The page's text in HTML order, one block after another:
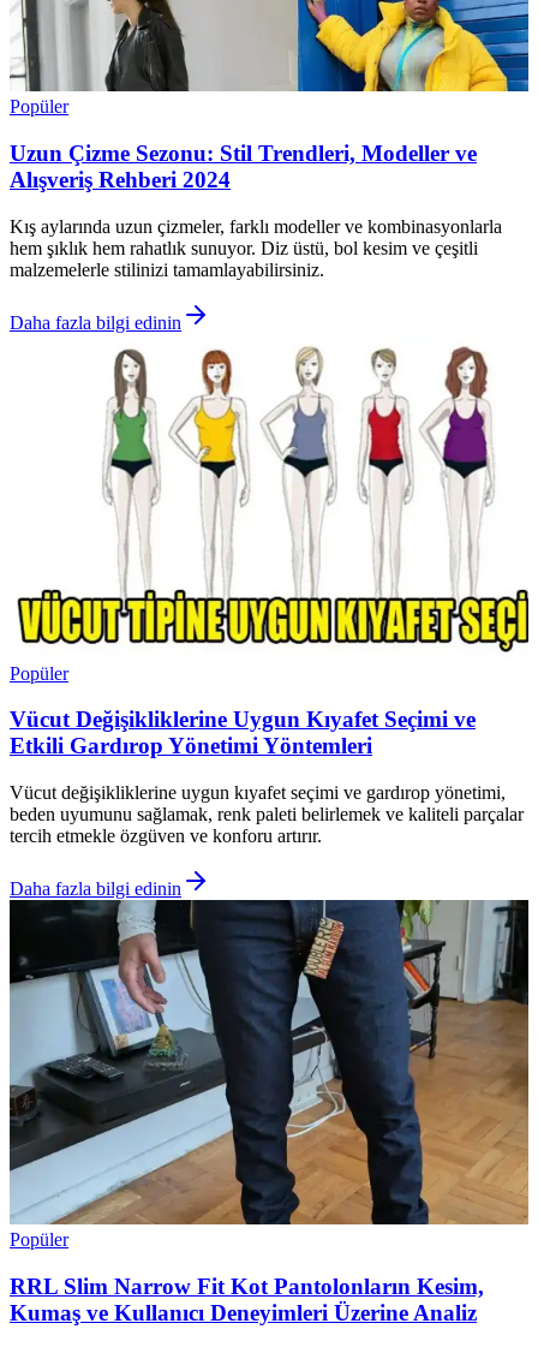
Popüler
Uzun Çizme Sezonu: Stil Trendleri, Modeller ve
Alışveriş Rehberi 2024
Kış aylarında uzun çizmeler, farklı modeller ve kombinasyonlarla
hem şıklık hem rahatlık sunuyor. Diz üstü, bol kesim ve çeşitli
malzemelerle stilinizi tamamlayabilirsiniz.
Daha fazla bilgi edinin
Popüler
Vücut Değişikliklerine Uygun Kıyafet Seçimi ve
Etkili Gardırop Yönetimi Yöntemleri
Vücut değişikliklerine uygun kıyafet seçimi ve gardırop yönetimi,
beden uyumunu sağlamak, renk paleti belirlemek ve kaliteli parçalar
tercih etmekle özgüven ve konforu artırır.
Daha fazla bilgi edinin
Popüler
RRL Slim Narrow Fit Kot Pantolonların Kesim,
Kumaş ve Kullanıcı Deneyimleri Üzerine Analiz